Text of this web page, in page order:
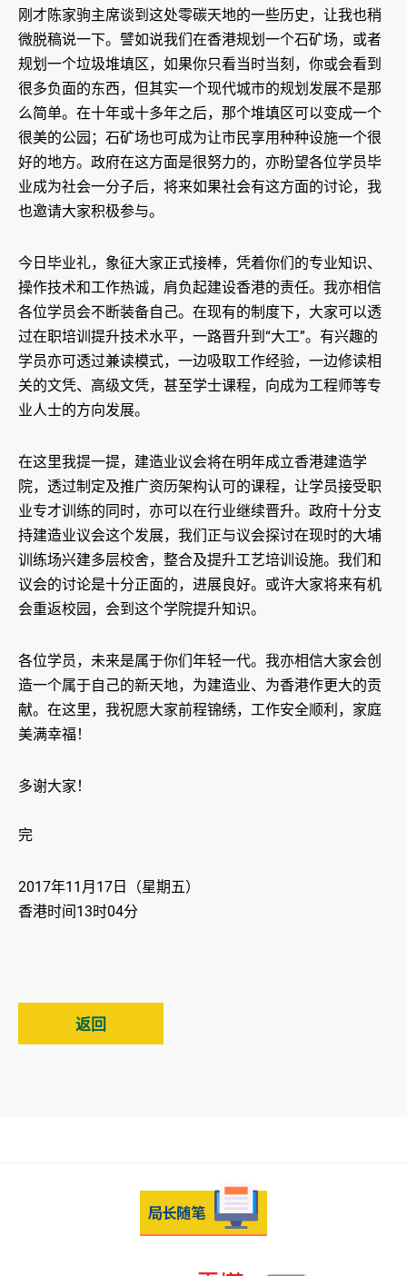
刚才陈家驹主席谈到这处零碳天地的一些历史，让我也稍
微脱稿说一下。譬如说我们在香港规划一个石矿场，或者
规划一个垃圾堆填区，如果你只看当时当刻，你或会看到
很多负面的东西，但其实一个现代城市的规划发展不是那
么简单。在十年或十多年之后，那个堆填区可以变成一个
很美的公园；石矿场也可成为让市民享用种种设施一个很
好的地方。政府在这方面是很努力的，亦盼望各位学员毕
业成为社会一分子后，将来如果社会有这方面的讨论，我
也邀请大家积极参与。
今日毕业礼，象征大家正式接棒，凭着你们的专业知识、
操作技术和工作热诚，肩负起建设香港的责任。我亦相信
各位学员会不断装备自己。在现有的制度下，大家可以透
过在职培训提升技术水平，一路晋升到“大工”。有兴趣的
学员亦可透过兼读模式，一边吸取工作经验，一边修读相
关的文凭、高级文凭，甚至学士课程，向成为工程师等专
业人士的方向发展。
在这里我提一提，建造业议会将在明年成立香港建造学
院，透过制定及推广资历架构认可的课程，让学员接受职
业专才训练的同时，亦可以在行业继续晋升。政府十分支
持建造业议会这个发展，我们正与议会探讨在现时的大埔
训练场兴建多层校舍，整合及提升工艺培训设施。我们和
议会的讨论是十分正面的，进展良好。或许大家将来有机
会重返校园，会到这个学院提升知识。
各位学员，未来是属于你们年轻一代。我亦相信大家会创
造一个属于自己的新天地，为建造业、为香港作更大的贡
献。在这里，我祝愿大家前程锦绣，工作安全顺利，家庭
美满幸福！
多谢大家！
完
2017年11月17日（星期五）
香港时间13时04分
返回